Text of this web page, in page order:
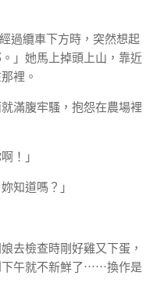
過纜車下方時，突然想起
」她馬上掉頭上山，靠近
裡。
滿腹牢騷，抱怨在農場裡
！」
知道嗎？」
去檢查時剛好雞又下蛋，
下午就不新鮮了⋯⋯換作是